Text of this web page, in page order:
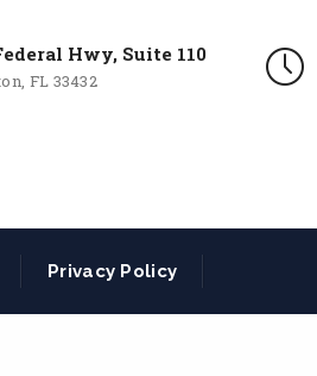
Hwy, Suite 110
FL 33432
Privacy Policy